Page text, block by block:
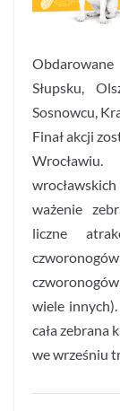
Słupsku,
Sosnowcu,
Finał akcji
ważenie
liczne
wiele
cała zebrana
we wrześniu